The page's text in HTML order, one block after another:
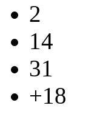
2
14
31
+18